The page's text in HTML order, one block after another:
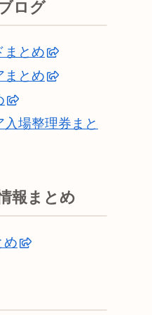
ログ
まとめ
まとめ
場整理券まと
報まとめ
め